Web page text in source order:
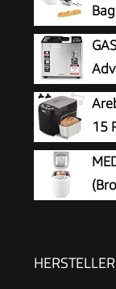
1,5
inkl.
Zutatenfach,
15
|
Brotgrößen |
Zeitvorwahl
HERSTELLER